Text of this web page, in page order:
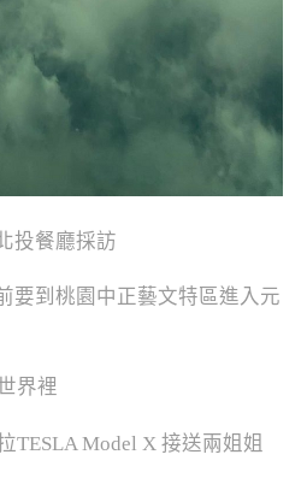
投餐廳採訪
要到桃園中正藝文特區進入元
界裡
TESLA Model X 接送兩姐姐